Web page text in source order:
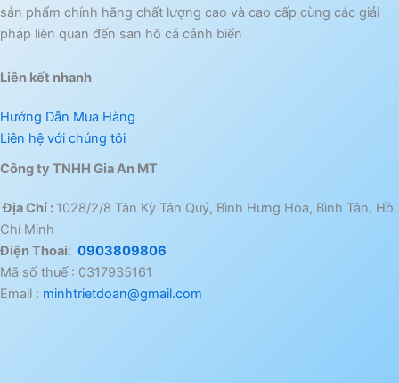
sản phẩm chính hãng chất lượng cao và cao cấp cùng các giải
pháp liên quan đến san hô cá cảnh biển
Liên kết nhanh
Hướng Dẫn Mua Hàng
Liên hệ với chúng tôi
Công ty TNHH Gia An MT
Địa Chỉ : 1028/2/8 Tân Kỳ Tân Quý, Bình Hưng Hòa, Bình Tân, Hồ
Chí Minh
Điện Thoai: 0903809806
Mã số thuế : 0317935161
Email : minhtrietdoan@gmail.com